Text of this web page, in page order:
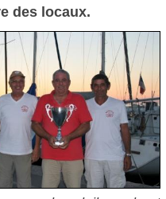
des locaux.